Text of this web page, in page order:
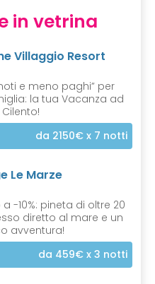
in vetrina
Villaggio Resort
e meno paghi” per
la tua Vacanza ad
da 2150€ x 7 notti
Le Marze
-10%: pineta di oltre 20
diretto al mare e un
avventura!
da 459€ x 3 notti